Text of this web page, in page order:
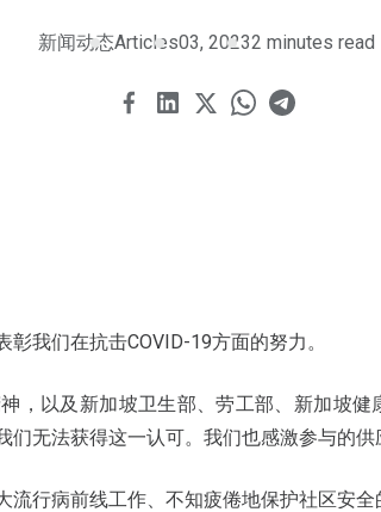
新闻动态Articles03, 20232 minutes read
我们在抗击COVID-19方面的努力。
，以及新加坡卫生部、劳工部、新加坡
无法获得这一认可。我们也感激参与的供
行病前线工作、不知疲倦地保护社区安全